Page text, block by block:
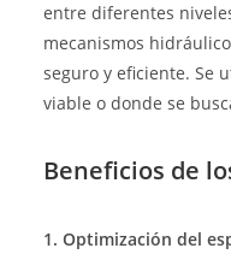
entre diferentes
mecanismos
seguro y eficiente. Se
viable o donde se
Beneficios de
1. Optimización del